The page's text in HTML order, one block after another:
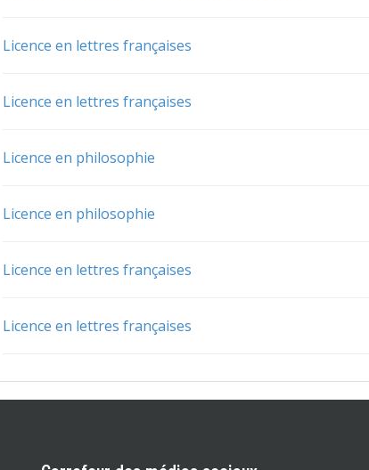
Licence en lettres françaises
Licence en lettres françaises
Licence en philosophie
Licence en philosophie
Licence en lettres françaises
Licence en lettres françaises